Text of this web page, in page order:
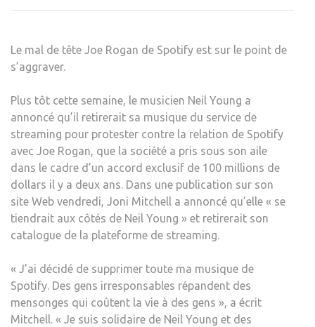
Le mal de tête Joe Rogan de Spotify est sur le point de
s’aggraver.
Plus tôt cette semaine, le musicien Neil Young a
annoncé qu’il retirerait sa musique du service de
streaming pour protester contre la relation de Spotify
avec Joe Rogan, que la société a pris sous son aile
dans le cadre d’un accord exclusif de 100 millions de
dollars il y a deux ans. Dans une publication sur son
site Web vendredi, Joni Mitchell a annoncé qu’elle « se
tiendrait aux côtés de Neil Young » et retirerait son
catalogue de la plateforme de streaming.
« J’ai décidé de supprimer toute ma musique de
Spotify. Des gens irresponsables répandent des
mensonges qui coûtent la vie à des gens », a écrit
Mitchell. « Je suis solidaire de Neil Young et des